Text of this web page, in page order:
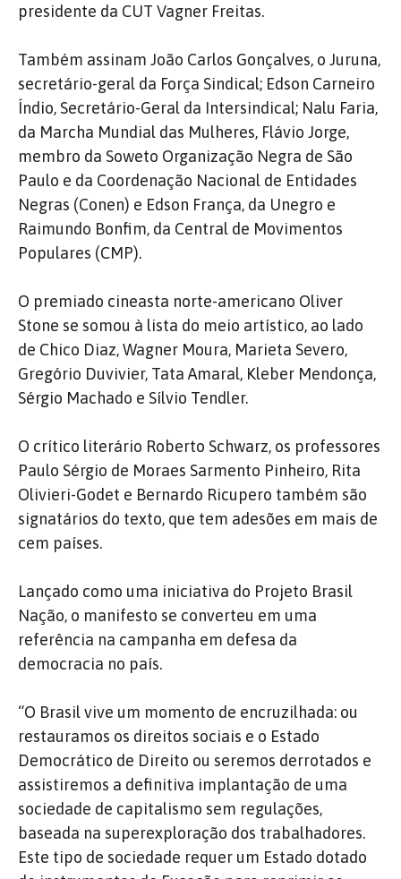
presidente da CUT Vagner Freitas.
Também assinam João Carlos Gonçalves, o Juruna,
secretário-geral da Força Sindical; Edson Carneiro
Índio, Secretário-Geral da Intersindical; Nalu Faria,
da Marcha Mundial das Mulheres, Flávio Jorge,
membro da Soweto Organização Negra de São
Paulo e da Coordenação Nacional de Entidades
Negras (Conen) e Edson França, da Unegro e
Raimundo Bonfim, da Central de Movimentos
Populares (CMP).
O premiado cineasta norte-americano Oliver
Stone se somou à lista do meio artístico, ao lado
de Chico Diaz, Wagner Moura, Marieta Severo,
Gregório Duvivier, Tata Amaral, Kleber Mendonça,
Sérgio Machado e Sílvio Tendler.
O crítico literário Roberto Schwarz, os professores
Paulo Sérgio de Moraes Sarmento Pinheiro, Rita
Olivieri-Godet e Bernardo Ricupero também são
signatários do texto, que tem adesões em mais de
cem países.
Lançado como uma iniciativa do Projeto Brasil
Nação, o manifesto se converteu em uma
referência na campanha em defesa da
democracia no país.
“O Brasil vive um momento de encruzilhada: ou
restauramos os direitos sociais e o Estado
Democrático de Direito ou seremos derrotados e
assistiremos a definitiva implantação de uma
sociedade de capitalismo sem regulações,
baseada na superexploração dos trabalhadores.
Este tipo de sociedade requer um Estado dotado